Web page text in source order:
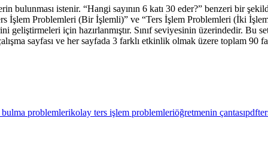
bulunması istenir. “Hangi sayının 6 katı 30 eder?” benzeri bir
İşlem Problemleri (Bir İşlemli)” ve “Ters İşlem Problemleri (İki
için hazırlanmıştır. Sınıf seviyesinin üzerindedir. Bu
sayfası ve her sayfada 3 farklı etkinlik olmak üzere toplam 90
problemlerikolay ters işlem problemleriöğretmenin çantasıpdf